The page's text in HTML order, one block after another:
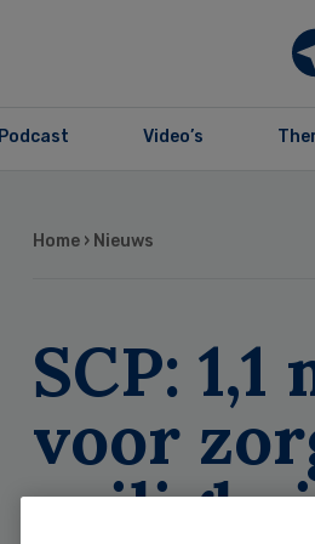
Podcast Video’s
Home › Nieuws
SCP:
voor